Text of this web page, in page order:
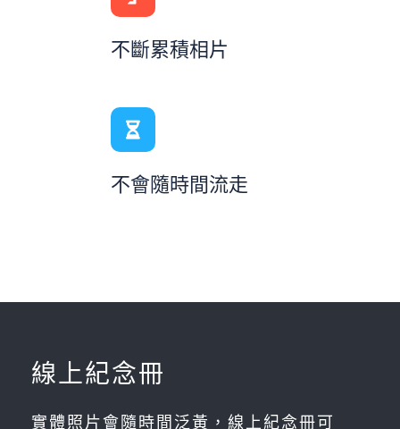
不斷累積相片
不會隨時間流走
線上紀念冊
實體照片會隨時間泛黃，線上紀念冊可